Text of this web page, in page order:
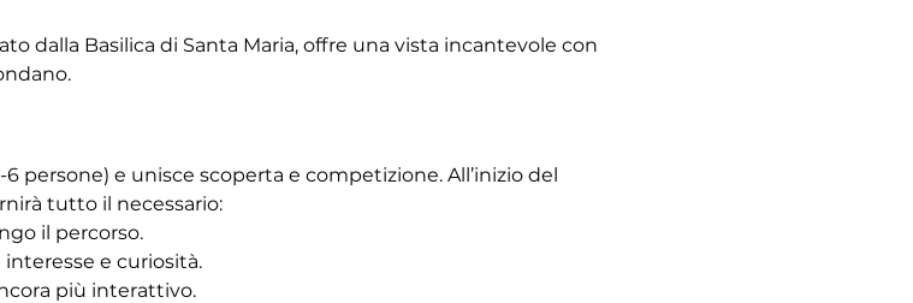
dalla Basilica di Santa Maria, offre una vista incantevole con
persone) e unisce scoperta e competizione. All’inizio del
tutto il necessario:
il percorso.
e curiosità.
più interattivo.